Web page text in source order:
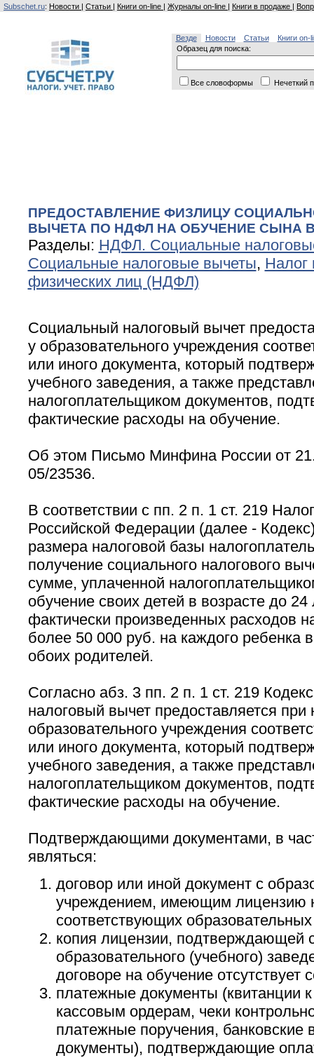
Subschet.ru: Новости | Статьи | Книги on-line | Журналы on-line | Книги в продаже |
Везде Новости Статьи
Книги on-
Образец для поиска:
Все словоформы Нечеткий
ПРЕДОСТАВЛЕНИЕ ФИЗЛИЦУ
ВЫЧЕТА ПО НДФЛ НА ОБУЧЕНИЕ СЫНА
Разделы: НДФЛ. Социальные
Социальные налоговые вычеты, Налог
физических лиц (НДФЛ)
Социальный налоговый вычет
у образовательного учреждения
или иного документа, который
учебного заведения, а также
налогоплательщиком документов,
фактические расходы на обучение.
Об этом Письмо Минфина России от
05/23536.
В соответствии с пп. 2 п. 1 ст. 219
Российской Федерации (далее -
размера налоговой базы
получение социального налогового
сумме, уплаченной
обучение своих детей в возрасте до 24
фактически произведенных расходов
более 50 000 руб. на каждого ребенка
обоих родителей.
Согласно абз. 3 пп. 2 п. 1 ст. 219
налоговый вычет предоставляется при
образовательного учреждения
или иного документа, который
учебного заведения, а также
налогоплательщиком документов,
фактические расходы на обучение.
Подтверждающими документами, в
являться:
договор или иной документ с
учреждением, имеющим лицензию
соответствующих образовательных
копия лицензии, подтверждающей
образовательного (учебного)
договоре на обучение
платежные документы (квитанции
кассовым ордерам, чеки
платежные поручения, банковские
документы), подтверждающие